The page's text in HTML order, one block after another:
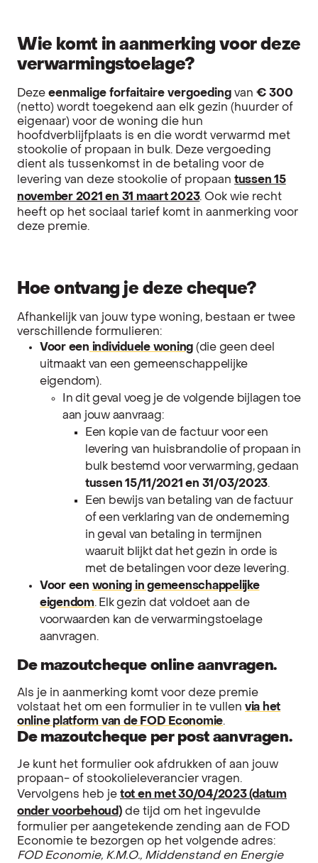
Wie komt in aanmerking voor deze
verwarmingstoelage?
Deze eenmalige forfaitaire vergoeding van € 300
(netto) wordt toegekend aan elk gezin (huurder of
eigenaar) voor de woning die hun
hoofdverblijfplaats is en die wordt verwarmd met
stookolie of propaan in bulk. Deze vergoeding
dient als tussenkomst in de betaling voor de
levering van deze stookolie of propaan tussen 15
november 2021 en 31 maart 2023. Ook wie recht
heeft op het sociaal tarief komt in aanmerking voor
deze premie.
Hoe ontvang je deze cheque?
Afhankelijk van jouw type woning, bestaan er twee
verschillende formulieren:
Voor een individuele woning (die geen deel
uitmaakt van een gemeenschappelijke
eigendom).
In dit geval voeg je de volgende bijlagen toe
aan jouw aanvraag:
Een kopie van de factuur voor een
levering van huisbrandolie of propaan in
bulk bestemd voor verwarming, gedaan
tussen 15/11/2021 en 31/03/2023.
Een bewijs van betaling van de factuur
of een verklaring van de onderneming
in geval van betaling in termijnen
waaruit blijkt dat het gezin in orde is
met de betalingen voor deze levering.
Voor een woning in gemeenschappelijke
eigendom. Elk gezin dat voldoet aan de
voorwaarden kan de verwarmingstoelage
aanvragen.
De mazoutcheque online aanvragen.
Als je in aanmerking komt voor deze premie
volstaat het om een formulier in te vullen via het
online platform van de FOD Economie.
De mazoutcheque per post aanvragen.
Je kunt het formulier ook afdrukken of aan jouw
propaan- of stookolieleverancier vragen.
Vervolgens heb je tot en met 30/04/2023(datum
onder voorbehoud)de tijd om het ingevulde
formulier per aangetekende zending aan de FOD
Economie te bezorgen op het volgende adres:
FOD Economie, K.M.O., Middenstand en Energie